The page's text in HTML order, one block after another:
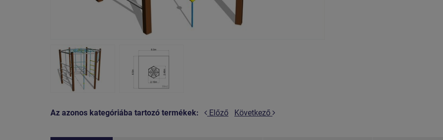
Az azonos kategóriába tartozó termékek: Előző Következő